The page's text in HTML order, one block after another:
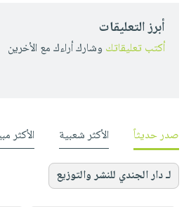
أبرز التعليقات
أكتب تعليقاتك وشارك أراءك مع الأخرين
صدر حديثاً الأكثر شعبية الأكثر
لـ دار الجندي للنشر والتوزيع